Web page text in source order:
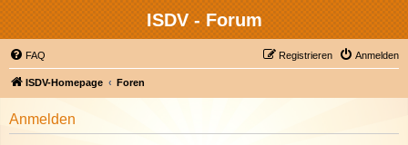
ISDV - Forum
FAQ Anmelden
Registrieren
ISDV-Homepage Foren
Anmelden